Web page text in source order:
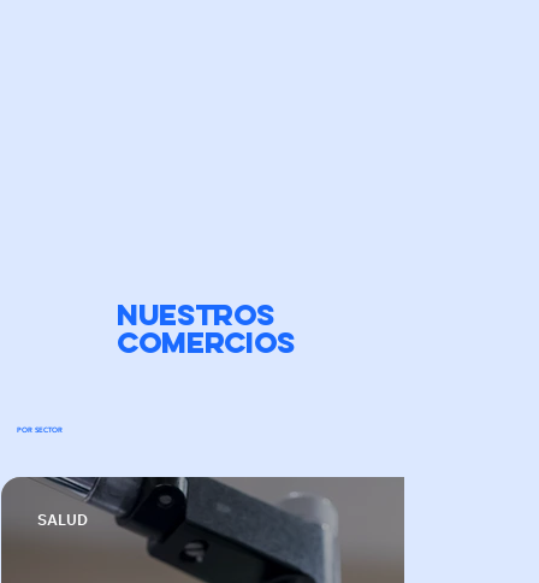
POR SECTOR
SALUD
NUESTROS
COMERCIOS